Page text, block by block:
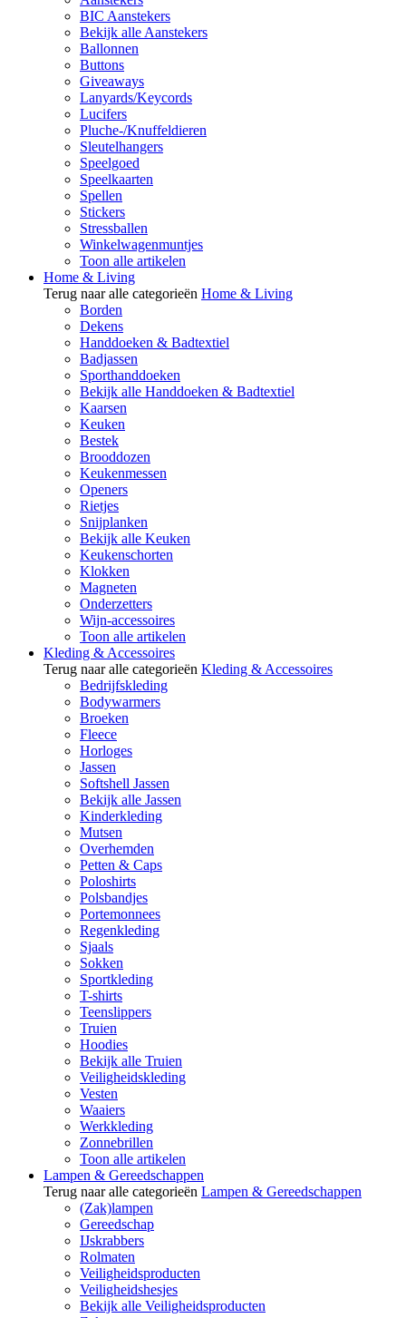
BIC Aanstekers
Bekijk alle Aanstekers
Ballonnen
Buttons
Giveaways
Lanyards/Keycords
Lucifers
Pluche-/Knuffeldieren
Sleutelhangers
Speelgoed
Speelkaarten
Spellen
Stickers
Stressballen
Winkelwagenmuntjes
Toon alle artikelen
Home & Living
Terug naar alle categorieën Home & Living
Borden
Dekens
Handdoeken & Badtextiel
Badjassen
Sporthanddoeken
Bekijk alle Handdoeken & Badtextiel
Kaarsen
Keuken
Bestek
Brooddozen
Keukenmessen
Openers
Rietjes
Snijplanken
Bekijk alle Keuken
Keukenschorten
Klokken
Magneten
Onderzetters
Wijn-accessoires
Toon alle artikelen
Kleding & Accessoires
Terug naar alle categorieën Kleding & Accessoires
Bedrijfskleding
Bodywarmers
Broeken
Fleece
Horloges
Jassen
Softshell Jassen
Bekijk alle Jassen
Kinderkleding
Mutsen
Overhemden
Petten & Caps
Poloshirts
Polsbandjes
Portemonnees
Regenkleding
Sjaals
Sokken
Sportkleding
T-shirts
Teenslippers
Truien
Hoodies
Bekijk alle Truien
Veiligheidskleding
Vesten
Waaiers
Werkkleding
Zonnebrillen
Toon alle artikelen
Lampen & Gereedschappen
Terug naar alle categorieën Lampen & Gereedschappen
(Zak)lampen
Gereedschap
IJskrabbers
Rolmaten
Veiligheidsproducten
Veiligheidshesjes
Bekijk alle Veiligheidsproducten